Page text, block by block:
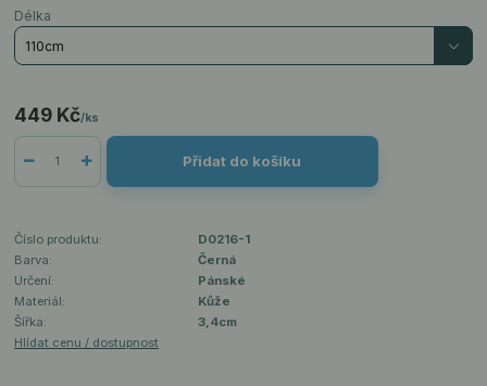
Délka
449 Kč/ks
Přidat do košíku
Číslo produktu:
D0216-1
Barva:
Černá
Určení:
Pánské
Materiál:
Kůže
Šířka:
3,4cm
Hlídat cenu / dostupnost